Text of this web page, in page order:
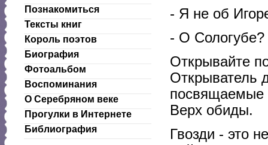
Познакомиться
Тексты книг
Король поэтов
Биография
Фотоальбом
Воспоминания
О Серебряном веке
Прогулки в Интернете
Библиография
- Я не об
- О
Открывайте
Открыватель
посвящаемые
Верх обиды.
Гвозди - это